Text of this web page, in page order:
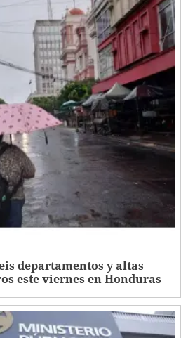
departamentos y altas
este viernes en Honduras